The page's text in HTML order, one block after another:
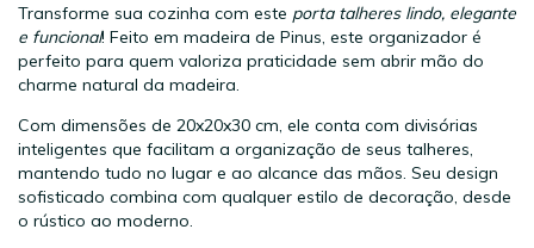
Transforme sua cozinha com este porta talheres lindo, elegante
e funcional! Feito em madeira de Pinus, este organizador é
perfeito para quem valoriza praticidade sem abrir mão do
charme natural da madeira.
Com dimensões de 20x20x30 cm, ele conta com divisórias
inteligentes que facilitam a organização de seus talheres,
mantendo tudo no lugar e ao alcance das mãos. Seu design
sofisticado combina com qualquer estilo de decoração, desde
o rústico ao moderno.